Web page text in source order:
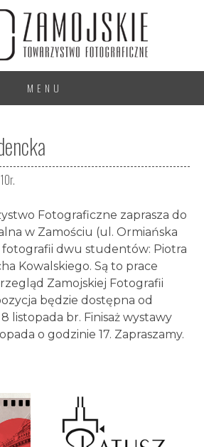
MENU
Fotograficzne zaprasza do
w Zamościu (ul. Ormiańska
dwu studentów: Piotra
Kowalskiego. Są to prace
Zamojskiej Fotografii
będzie dostępna od
listopada br. Finisaż wystawy
o godzinie 17. Zapraszamy.